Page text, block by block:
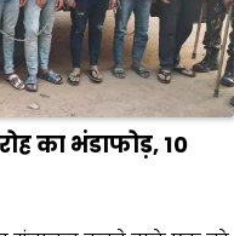
का भंडाफोड़, 10